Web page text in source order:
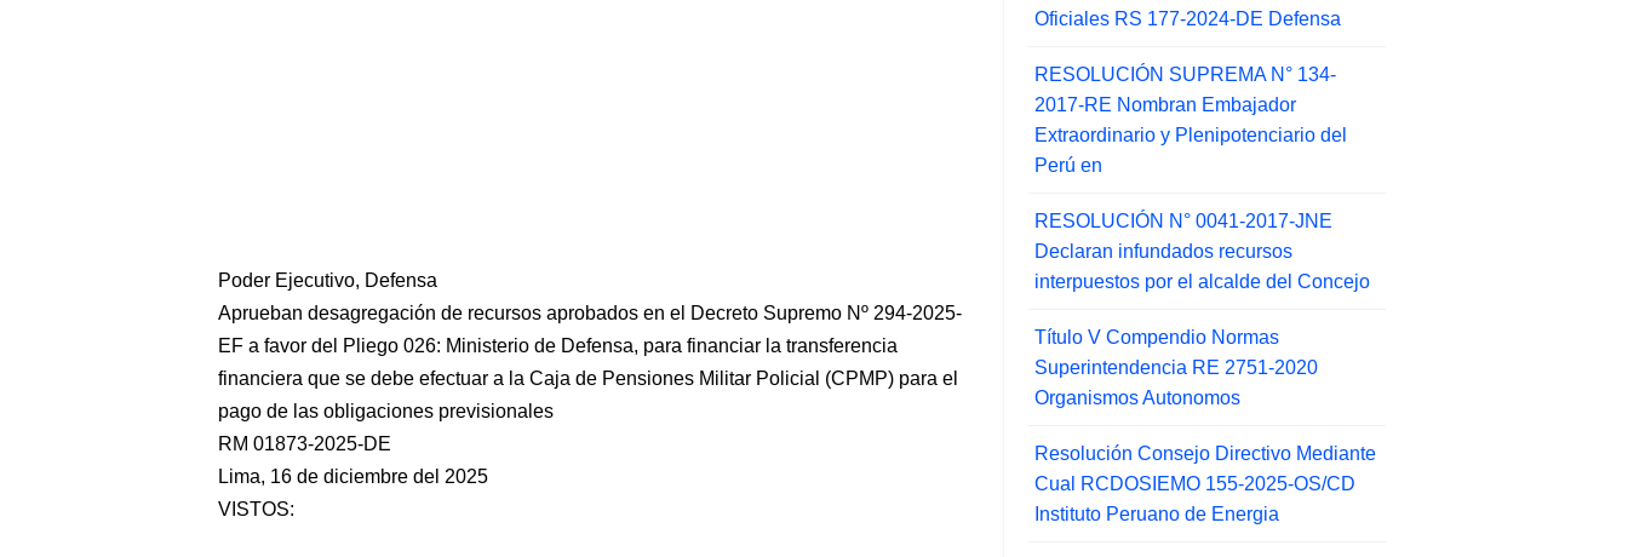
Poder Ejecutivo, Defensa
Aprueban desagregación de recursos aprobados en el Decreto Supremo Nº 294-2025-
EF a favor del Pliego 026: Ministerio de Defensa, para financiar la transferencia
financiera que se debe efectuar a la Caja de Pensiones Militar Policial (CPMP) para el
pago de las obligaciones previsionales
RM 01873-2025-DE
Lima, 16 de diciembre del 2025
VISTOS:
Oficiales RS 177-2024-DE Defensa
RESOLUCIÓN SUPREMA N° 134-
2017-RE Nombran Embajador
Extraordinario y Plenipotenciario del
Perú en
RESOLUCIÓN N° 0041-2017-JNE
Declaran infundados recursos
interpuestos por el alcalde del Concejo
Título V Compendio Normas
Superintendencia RE 2751-2020
Organismos Autonomos
Resolución Consejo Directivo Mediante
Cual RCDOSIEMO 155-2025-OS/CD
Instituto Peruano de Energia